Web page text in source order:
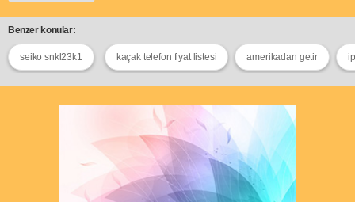
Benzer konular:
seiko snkl23k1 kaçak telefon fiyat listesi amerikadan getir